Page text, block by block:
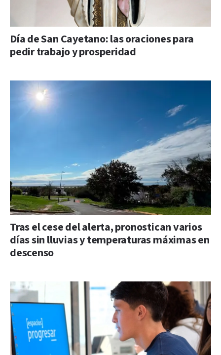
Día de San Cayetano: las oraciones para
pedir trabajo y prosperidad
Tras el cese del alerta, pronostican varios
días sin lluvias y temperaturas máximas en
descenso